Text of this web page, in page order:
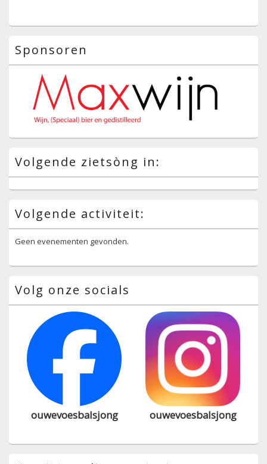
Sponsoren
Volgende zietsòng in:
Volgende activiteit:
Geen evenementen gevonden.
Volg onze socials
ouwevoesbalsjong ouwevoesbalsjong